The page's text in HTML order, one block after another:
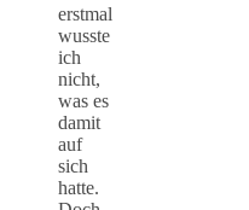
erstmal
wusste
ich
nicht,
was es
damit
auf
sich
hatte.